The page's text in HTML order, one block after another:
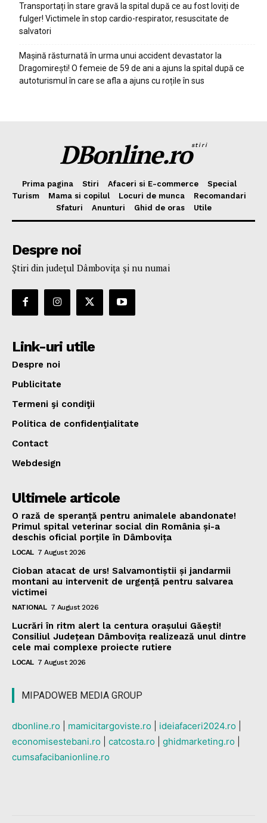
Transportați în stare gravă la spital după ce au fost loviți de
fulger! Victimele în stop cardio-respirator, resuscitate de
salvatori
Mașină răsturnată în urma unui accident devastator la
Dragomirești! O femeie de 59 de ani a ajuns la spital după ce
autoturismul în care se afla a ajuns cu roțile în sus
DBonline.rostiri
Prima pagina Stiri Afaceri si E-commerce
Special
Turism
Mama si copilul Locuri de munca
Recomandari
Sfaturi
Anunturi Ghid de oras Utile
Despre noi
Ştiri din judeţul Dâmboviţa şi nu numai
Link-uri utile
Despre noi
Publicitate
Termeni şi condiţii
Politica de confidenţialitate
Contact
Webdesign
Ultimele articole
O rază de speranță pentru animalele abandonate!
Primul spital veterinar social din România și-a
deschis oficial porțile în Dâmbovița
LOCAL 7 August 2026
Cioban atacat de urs! Salvamontiștii și jandarmii
montani au intervenit de urgență pentru salvarea
victimei
NATIONAL 7 August 2026
Lucrări în ritm alert la centura orașului Găești!
Consiliul Județean Dâmbovița realizează unul dintre
cele mai complexe proiecte rutiere
LOCAL 7 August 2026
MIPADOWEB MEDIA GROUP
dbonline.ro mamicitargoviste.ro ideiafaceri2024.ro
economisestebani.ro
catcosta.ro ghidmarketing.ro
cumsafacibanionline.ro